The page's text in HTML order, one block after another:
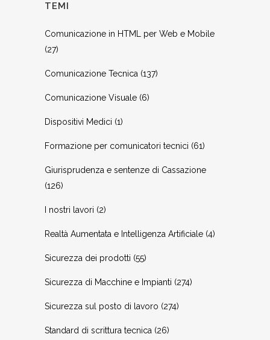
TEMI
Comunicazione in HTML per Web e Mobile
(27)
Comunicazione Tecnica (137)
Comunicazione Visuale (6)
Dispositivi Medici (1)
Formazione per comunicatori tecnici (61)
Giurisprudenza e sentenze di Cassazione
(126)
I nostri lavori (2)
Realtà Aumentata e Intelligenza Artificiale (4)
Sicurezza dei prodotti (55)
Sicurezza di Macchine e Impianti (274)
Sicurezza sul posto di lavoro (274)
Standard di scrittura tecnica (26)